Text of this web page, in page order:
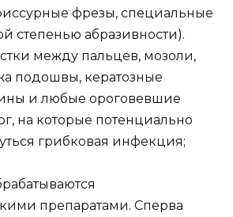
фрезы, специальные
степенью абразивности).
между пальцев, мозоли,
подошвы, кератозные
и любые ороговевшие
на которые потенциально
грибковая инфекция;
препаратами. Сперва